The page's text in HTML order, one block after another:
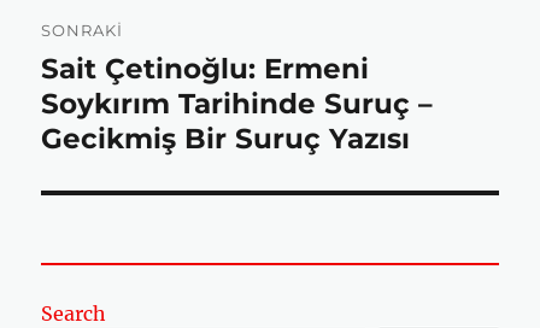
k p
SONRAKI
Sonraki
yazı:
Sait Çetinoğlu: Ermeni
Soykırım Tarihinde Suruç –
Gecikmiş Bir Suruç Yazısı
Search